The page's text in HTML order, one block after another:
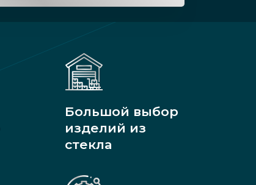
Большой выбор
изделий из
стекла